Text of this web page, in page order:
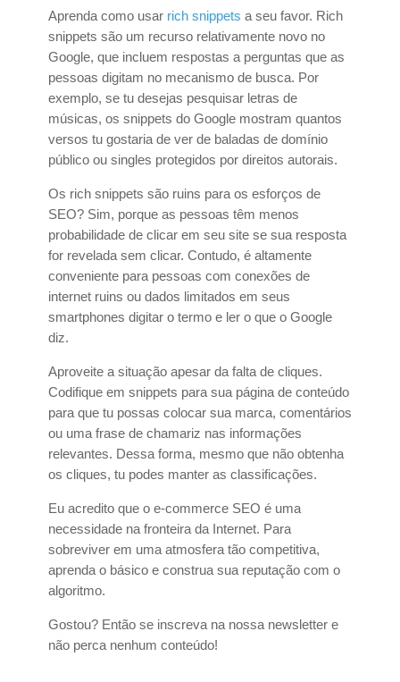
Aprenda como usar rich snippets a seu favor. Rich
snippets são um recurso relativamente novo no
Google, que incluem respostas a perguntas que as
pessoas digitam no mecanismo de busca. Por
exemplo, se tu desejas pesquisar letras de
músicas, os snippets do Google mostram quantos
versos tu gostaria de ver de baladas de domínio
público ou singles protegidos por direitos autorais.
Os rich snippets são ruins para os esforços de
SEO? Sim, porque as pessoas têm menos
probabilidade de clicar em seu site se sua resposta
for revelada sem clicar. Contudo, é altamente
conveniente para pessoas com conexões de
internet ruins ou dados limitados em seus
smartphones digitar o termo e ler o que o Google
diz.
Aproveite a situação apesar da falta de cliques.
Codifique em snippets para sua página de conteúdo
para que tu possas colocar sua marca, comentários
ou uma frase de chamariz nas informações
relevantes. Dessa forma, mesmo que não obtenha
os cliques, tu podes manter as classificações.
Eu acredito que o e-commerce SEO é uma
necessidade na fronteira da Internet. Para
sobreviver em uma atmosfera tão competitiva,
aprenda o básico e construa sua reputação com o
algoritmo.
Gostou? Então se inscreva na nossa newsletter e
não perca nenhum conteúdo!